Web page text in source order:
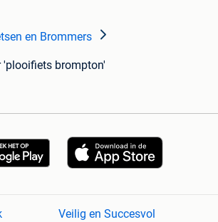
en Brommers
'plooifiets brompton'
Veilig en Succesvol